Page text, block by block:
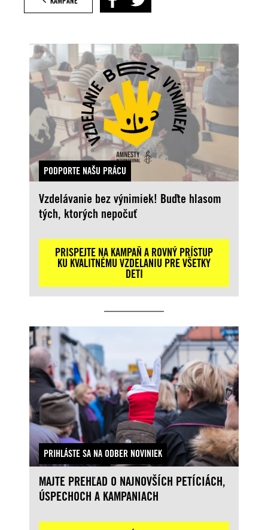
PODPORTE NAŠU PRÁCU
Vzdelávanie bez výnimiek! Buďte hlasom
tých, ktorých nepočuť
PRISPEJTE NA KAMPAŇ A ROVNÝ PRÍSTUP
KU KVALITNÉMU VZDELANIU PRE VŠETKY
DETI
PRIHLÁSTE SA NA ODBER NOVINIEK
MAJTE PREHĽAD O NAJNOVŠÍCH PETÍCIÁCH,
ÚSPECHOCH A KAMPANIACH